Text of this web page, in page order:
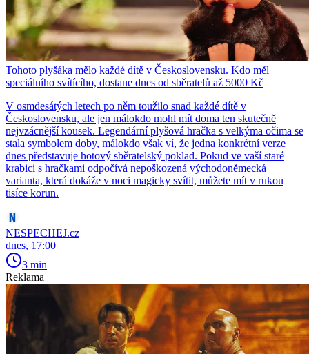
Tohoto plyšáka mělo každé dítě v Československu. Kdo měl
speciálního svítícího, dostane dnes od sběratelů až 5000 Kč
V osmdesátých letech po něm toužilo snad každé dítě v
Československu, ale jen málokdo mohl mít doma ten skutečně
nejvzácnější kousek. Legendární plyšová hračka s velkýma očima se
stala symbolem doby, málokdo však ví, že jedna konkrétní verze
dnes představuje hotový sběratelský poklad. Pokud ve vaší staré
krabici s hračkami odpočívá nepoškozená východoněmecká
varianta, která dokáže v noci magicky svítit, můžete mít v rukou
tisíce korun.
NESPECHEJ.cz
dnes, 17:00
3 min
Reklama